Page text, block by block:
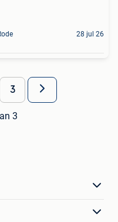
28 jul 26
3
3